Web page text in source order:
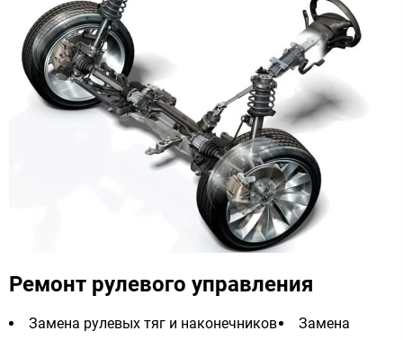
Ремонт рулевого управления
Замена рулевых тяг и наконечников
Замена